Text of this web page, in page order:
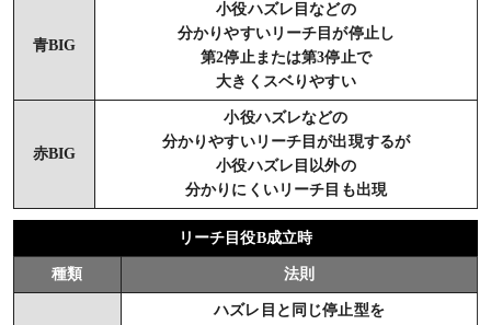
青BIG
小役ハズレ目などの
分かりやすいリーチ目が停止し
第2停止または第3停止で
大きくスベりやすい
赤BIG
小役ハズレなどの
分かりやすいリーチ目が出現するが
小役ハズレ目以外の
分かりにくいリーチ目も出現
リーチ目役B成立時
種類 法則
ハズレ目と同じ停止型を